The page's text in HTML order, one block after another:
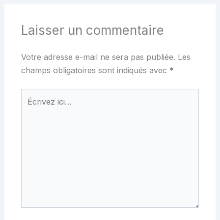
Laisser un commentaire
Votre adresse e-mail ne sera pas publiée. Les
champs obligatoires sont indiqués avec *
Écrivez